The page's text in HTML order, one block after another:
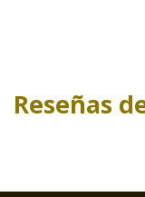
Reseñas